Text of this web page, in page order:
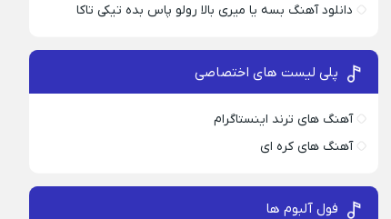
دانلود آهنگ بسه یا میری بالا رولو پاس بده تیکی تاکا
پلی لیست های اختصاصی
آهنگ های ترند اینستاگرام
آهنگ های کره ای
فول آلبوم ها